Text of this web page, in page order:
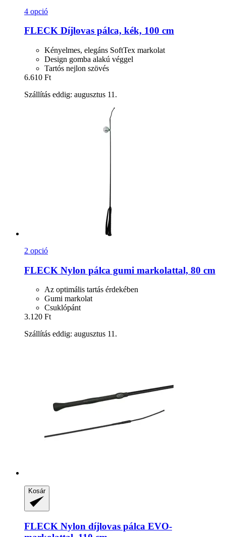
4 opció
FLECK Díjlovas pálca, kék, 100 cm
Kényelmes, elegáns SoftTex markolat
Design gomba alakú véggel
Tartós nejlon szövés
6.610 Ft
Szállítás eddig: augusztus 11.
2 opció
FLECK Nylon pálca gumi markolattal, 80 cm
Az optimális tartás érdekében
Gumi markolat
Csuklópánt
3.120 Ft
Szállítás eddig: augusztus 11.
Kosár
FLECK Nylon díjlovas pálca EVO-​